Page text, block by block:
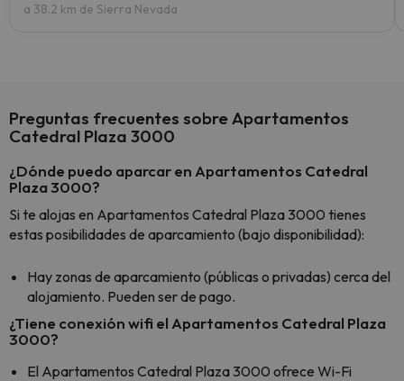
a 38.2 km de Sierra Nevada
Preguntas frecuentes sobre Apartamentos
Catedral Plaza 3000
¿Dónde puedo aparcar en Apartamentos Catedral
Plaza 3000?
Si te alojas en Apartamentos Catedral Plaza 3000 tienes
estas posibilidades de aparcamiento (bajo disponibilidad):
Hay zonas de aparcamiento (públicas o privadas) cerca del
alojamiento. Pueden ser de pago.
¿Tiene conexión wifi el Apartamentos Catedral Plaza
3000?
El Apartamentos Catedral Plaza 3000 ofrece Wi-Fi